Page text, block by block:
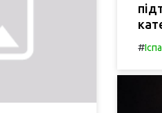
#